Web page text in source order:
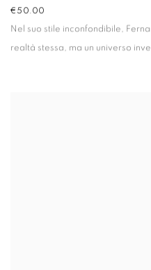
€50.00
Nel suo stile inconfondibile,
realtà stessa, ma un universo